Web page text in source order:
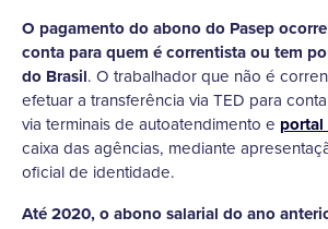
O pagamento do abono do Pasep
conta para quem é correntista ou tem
do Brasil. O trabalhador que não é
efetuar a transferência via TED para
via terminais de autoatendimento e portal
caixa das agências, mediante
oficial de identidade.
Até 2020, o abono salarial do ano